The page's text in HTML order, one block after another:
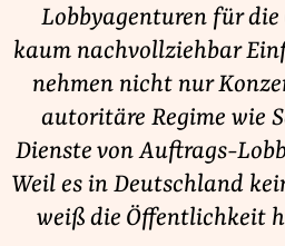
Lobbykontrolle und Regeln
Lobbyismus und Klima
Macht der Digitalkonzerne
Spenden & Fördern
Fördermitglied werden
Jetzt Spenden
Geschenkspende
Lobbyagenturen für
kaum nachvollziehbar
nehmen nicht nur
autoritäre Regime wie
Dienste von Auftrags-
Weil es in Deutschland
weiß die Öffentlichkeit